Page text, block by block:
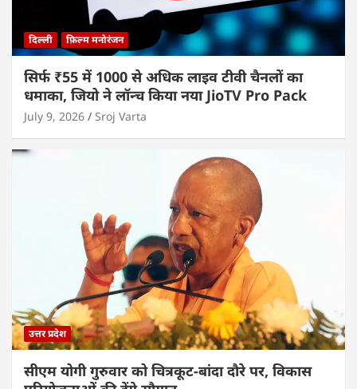
दिल्ली फ़िल्म मनोरंजन
सिर्फ ₹55 में 1000 से अधिक लाइव टीवी चैनलों का
धमाका, जियो ने लॉन्च किया नया JioTV Pro Pack
July 9, 2026 Sroj Varta
उत्तर प्रदेश
सीएम योगी गुरुवार को चित्रकूट-बांदा दौरे पर, विकास